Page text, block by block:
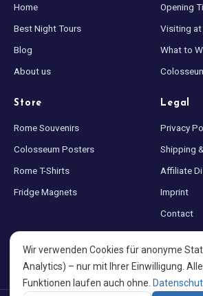
Home
Best Night Tours
Blog
About us
Opening
Visiting
What to
Store
Rome Souvenirs
Colosseum Posters
Rome T-Shirts
Fridge Magnets
Legal
Privacy
Shipping
Affiliate
Imprint
Contact
Sitemap
Cookie
Wir verwenden Cookies für anonyme
Analytics) – nur mit Ihrer Einwilligung.
Funktionen laufen auch ohne.